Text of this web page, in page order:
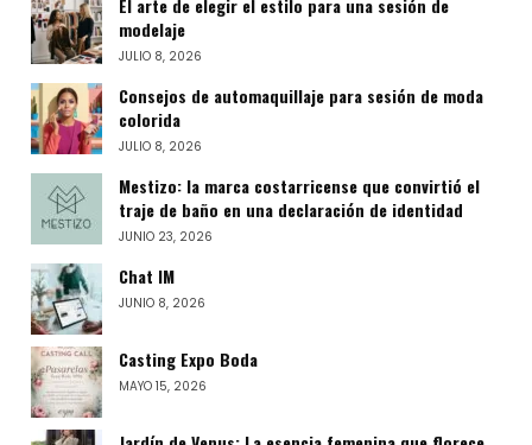
El arte de elegir el estilo para una sesión de
modelaje
JULIO 8, 2026
Consejos de automaquillaje para sesión de moda
colorida
JULIO 8, 2026
Mestizo: la marca costarricense que convirtió el
traje de baño en una declaración de identidad
JUNIO 23, 2026
Chat IM
JUNIO 8, 2026
Casting Expo Boda
MAYO 15, 2026